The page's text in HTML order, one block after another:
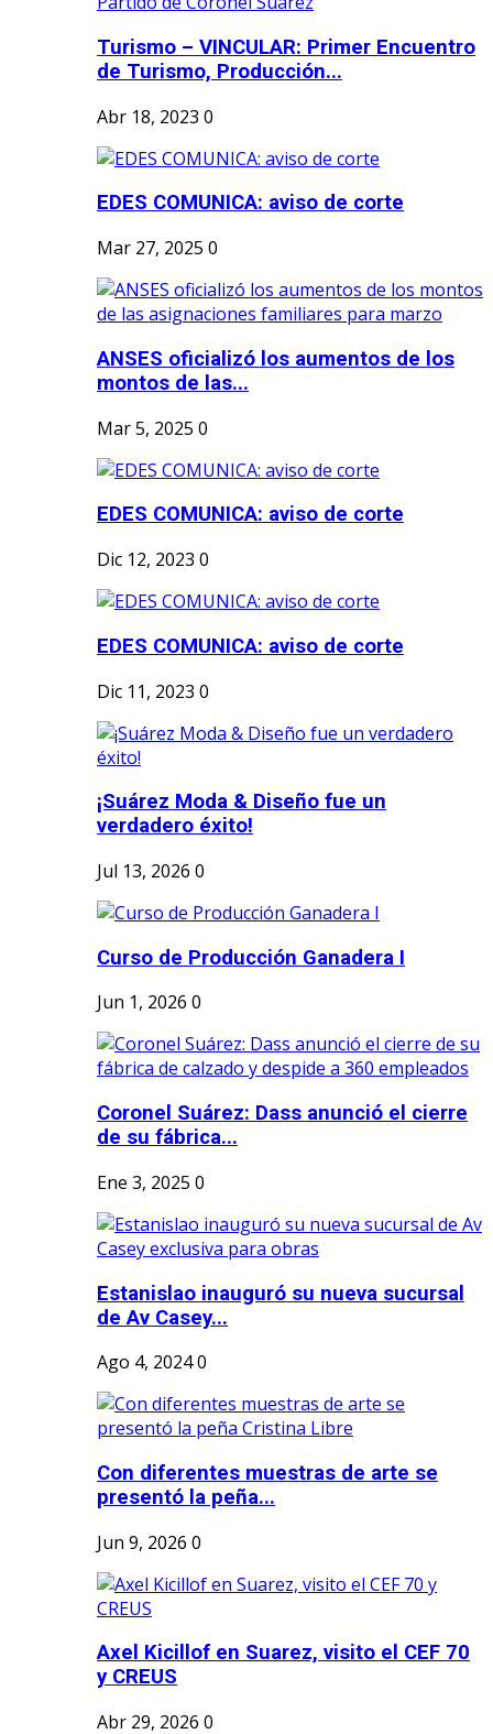
Turismo – VINCULAR: Primer Encuentro
de Turismo, Producción...
Abr 18, 2023 0
EDES COMUNICA: aviso de corte
Mar 27, 2025 0
ANSES oficializó los aumentos de los
montos de las...
Mar 5, 2025 0
EDES COMUNICA: aviso de corte
Dic 12, 2023 0
EDES COMUNICA: aviso de corte
Dic 11, 2023 0
¡Suárez Moda & Diseño fue un
verdadero éxito!
Jul 13, 2026 0
Curso de Producción Ganadera I
Jun 1, 2026 0
Coronel Suárez: Dass anunció el cierre
de su fábrica...
Ene 3, 2025 0
Estanislao inauguró su nueva sucursal
de Av Casey...
Ago 4, 20240
Con diferentes muestras de arte se
presentó la peña...
Jun 9, 2026 0
Axel Kicillof en Suarez, visito el CEF 70
y CREUS
Abr 29, 2026 0